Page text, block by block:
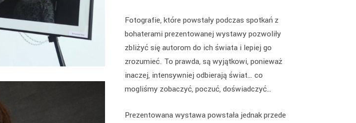
Fotografie, które powstały podczas spotkań z
bohaterami prezentowanej wystawy pozwoliły
zbliżyć się autorom do ich świata i lepiej go
zrozumieć. To prawda, są wyjątkowi, ponieważ
inaczej, intensywniej odbierają świat… co
mogliśmy zobaczyć, poczuć, doświadczyć…
Prezentowana wystawa powstała jednak przede